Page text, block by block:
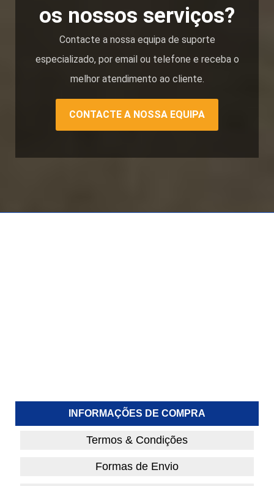
os nossos serviços?
Contacte a nossa equipa de suporte
especializado, por email ou telefone e receba o
melhor atendimento ao cliente.
CONTACTE A NOSSA EQUIPA
INFORMAÇÕES DE COMPRA
Termos & Condições
Formas de Envio